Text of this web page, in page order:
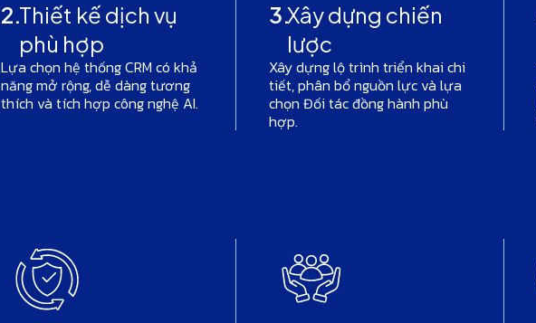
2.Thiết kế dịch vụ
phù hợp
Lựa chọn hệ thống CRM có khả
năng mở rộng, dễ dàng tương
thích và tích hợp công nghệ AI.
3.Xây dựng chiến
lược
Xây dựng lộ trình triển khai chi
tiết, phân bổ nguồn lực và lựa
chọn Đối tác đồng hành phù
hợp.